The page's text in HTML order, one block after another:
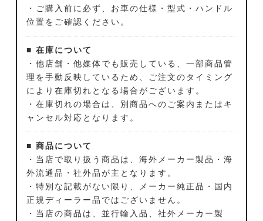
・ご購入前に必ず、お車の仕様・型式・ハンドル
位置をご確認ください。
■ 在庫について
・他店舗・他媒体でも販売している、一部商品管
理を手動反映しているため、ご注文のタイミング
により在庫切れとなる場合がございます。
・在庫切れの場合は、別商品へのご案内またはキ
ャンセル対応となります。
■ 商品について
・当店で取り扱う商品は、海外メーカー製品・海
外流通品・社外品が主となります。
・特別な記載がない限り、メーカー純正品・国内
正規ディーラー品ではございません。
・当店の商品は、並行輸入品、社外メーカー製